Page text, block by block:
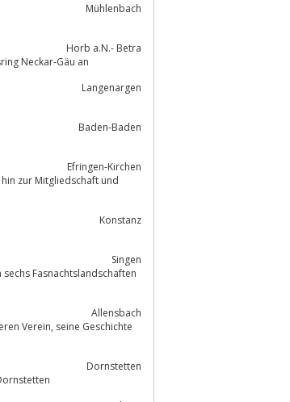
Mühlenbach
Horb a.N.- Betra
Neckar-Gäu an
Langenargen
Baden-Baden
Efringen-Kirchen
Konstanz
Singen
Fasnachtslandschaften
Allensbach
Geschichte
Dornstetten